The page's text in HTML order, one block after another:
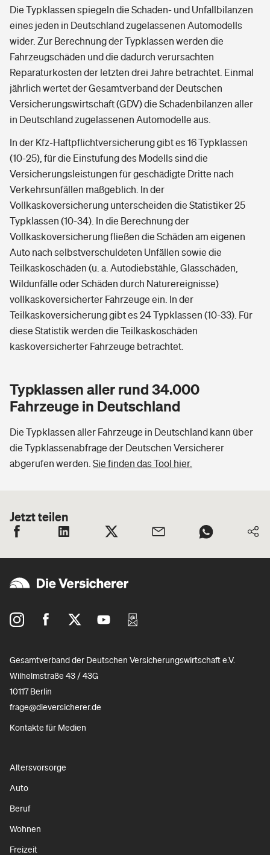
Die Typklassen spiegeln die Schaden- und Unfallbilanzen
eines jeden in Deutschland zugelassenen Automodells
wider. Zur Berechnung der Typklassen werden die
Fahrzeugschäden und die dadurch verursachten
Reparaturkosten der letzten drei Jahre betrachtet. Einmal
jährlich wertet der Gesamtverband der Deutschen
Versicherungswirtschaft (GDV) die Schadenbilanzen aller
in Deutschland zugelassenen Automodelle aus.
In der Kfz-Haftpflichtversicherung gibt es 16 Typklassen
(10-25), für die Einstufung des Modells sind die
Versicherungsleistungen für geschädigte Dritte nach
Verkehrsunfällen maßgeblich. In der
Vollkaskoversicherung unterscheiden die Statistiker 25
Typklassen (10-34). In die Berechnung der
Vollkaskoversicherung fließen die Schäden am eigenen
Auto nach selbstverschuldeten Unfällen sowie die
Teilkaskoschäden (u. a. Autodiebstähle, Glasschäden,
Wildunfälle oder Schäden durch Naturereignisse)
vollkaskoversicherter Fahrzeuge ein. In der
Teilkaskoversicherung gibt es 24 Typklassen (10-33). Für
diese Statistik werden die Teilkaskoschäden
kaskoversicherter Fahrzeuge betrachtet.
Typklassen aller rund 34.000
Fahrzeuge in Deutschland
Die Typklassen aller Fahrzeuge in Deutschland kann über
die Typklassenabfrage der Deutschen Versicherer
abgerufen werden. Sie finden das Tool hier.
Jetzt teilen
Gesamtverband der Deutschen Versicherungswirtschaft e.V.
Wilhelmstraße 43 / 43G
10117 Berlin
frage@dieversicherer.de
Kontakte für Medien
Altersvorsorge
Auto
Beruf
Wohnen
Freizeit